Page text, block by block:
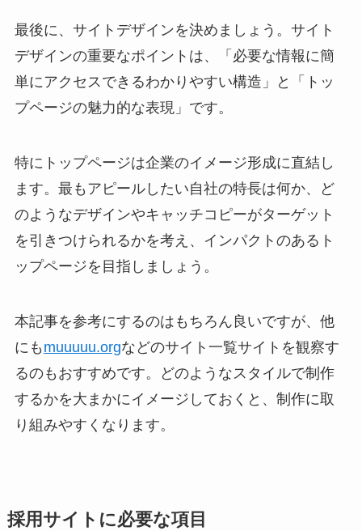
最後に、サイトデザインを決めましょう。サイト
デザインの重要なポイントは、「必要な情報に簡
単にアクセスできるわかりやすい構造」と「トッ
プページの魅力的な表現」です。
特にトップページは企業のイメージ形成に直結し
ます。最もアピールしたい自社の特長は何か、ど
のようなデザインやキャッチコピーがターゲット
を引きつけられるかを考え、インパクトのあるト
ップページを目指しましょう。
本記事を参考にするのはもちろん良いですが、他
にも muuuuu.orgなどのサイト一覧サイトを観察す
るのもおすすめです。どのようなスタイルで制作
するかを大まかにイメージしておくと、制作に取
り組みやすくなります。
採用サイトに必要な項目